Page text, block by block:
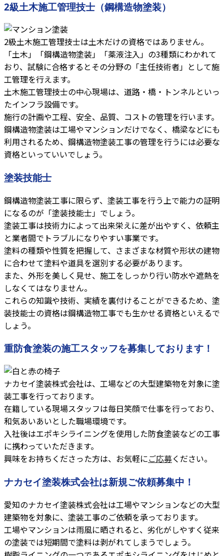
2級土木施工管理技士（鋼構造物塗装）
2級土木施工管理技士は土木だけの資格ではありません。
「土木」「鋼構造物塗装」「薬液注入」の3種類にわかれて
おり、試験に合格するとその分野の「主任技術者」として施
工管理を行えます。
土木施工管理技士の中心現場は、道路・橋・トンネルといっ
たインフラ設備です。
施行の計画や工程、安全、品質、コストの管理を行います。
鋼構造物塗装は工場やマンションだけでなく、橋梁などにも
利用されるため、鋼構造物塗装工事の管理を行うには必要な
資格といっていいでしょう。
塗装技能士
鋼構造物塗装工事に限らず、塗装工事を行う上で能力の証明
になるのが「塗装技能士」でしょう。
塗装工事は技術力によって出来栄えに差が出やすく、依頼主
と業者間でトラブルになりやすい事業です。
塗料の種類や性質を把握して、さまざまな材質や形状の建物
に合わせて塗料や道具を選別する必要があります。
また、外形を美しく見せ、施工をしっかり行い防水や遮熱を
しなくてはなりません。
これらの知識や技術、実績を裏付けることができるため、塗
装技能士の資格は鋼構造物工事でも生かせる資格といえるで
しょう。
重防食塗装の施工スタッフを募集しております！
ナカセイ塗装株式会社は、工場などの大型建築物を対象に塗
装工事を行っております。
在籍している現場スタッフは毎日笑顔で仕事を行っており、
和気あいあいとした職場環境です。
入社後はエポキシライニングを使用した防食塗装などの工事
に携わっていただきます。
興味をお持ちくださった方は、お気軽にご応募ください。
ナカセイ塗装株式会社は新規ご依頼募集中！
愛知のナカセイ塗装株式会社は工場やマンションなどの大型
建築物を対象に、塗装工事のご依頼を承っております。
工場やマンションは雨風に晒されると、劣化がしやすく従来
の塗装では短期間で塗料は剥がれてしまうでしょう。